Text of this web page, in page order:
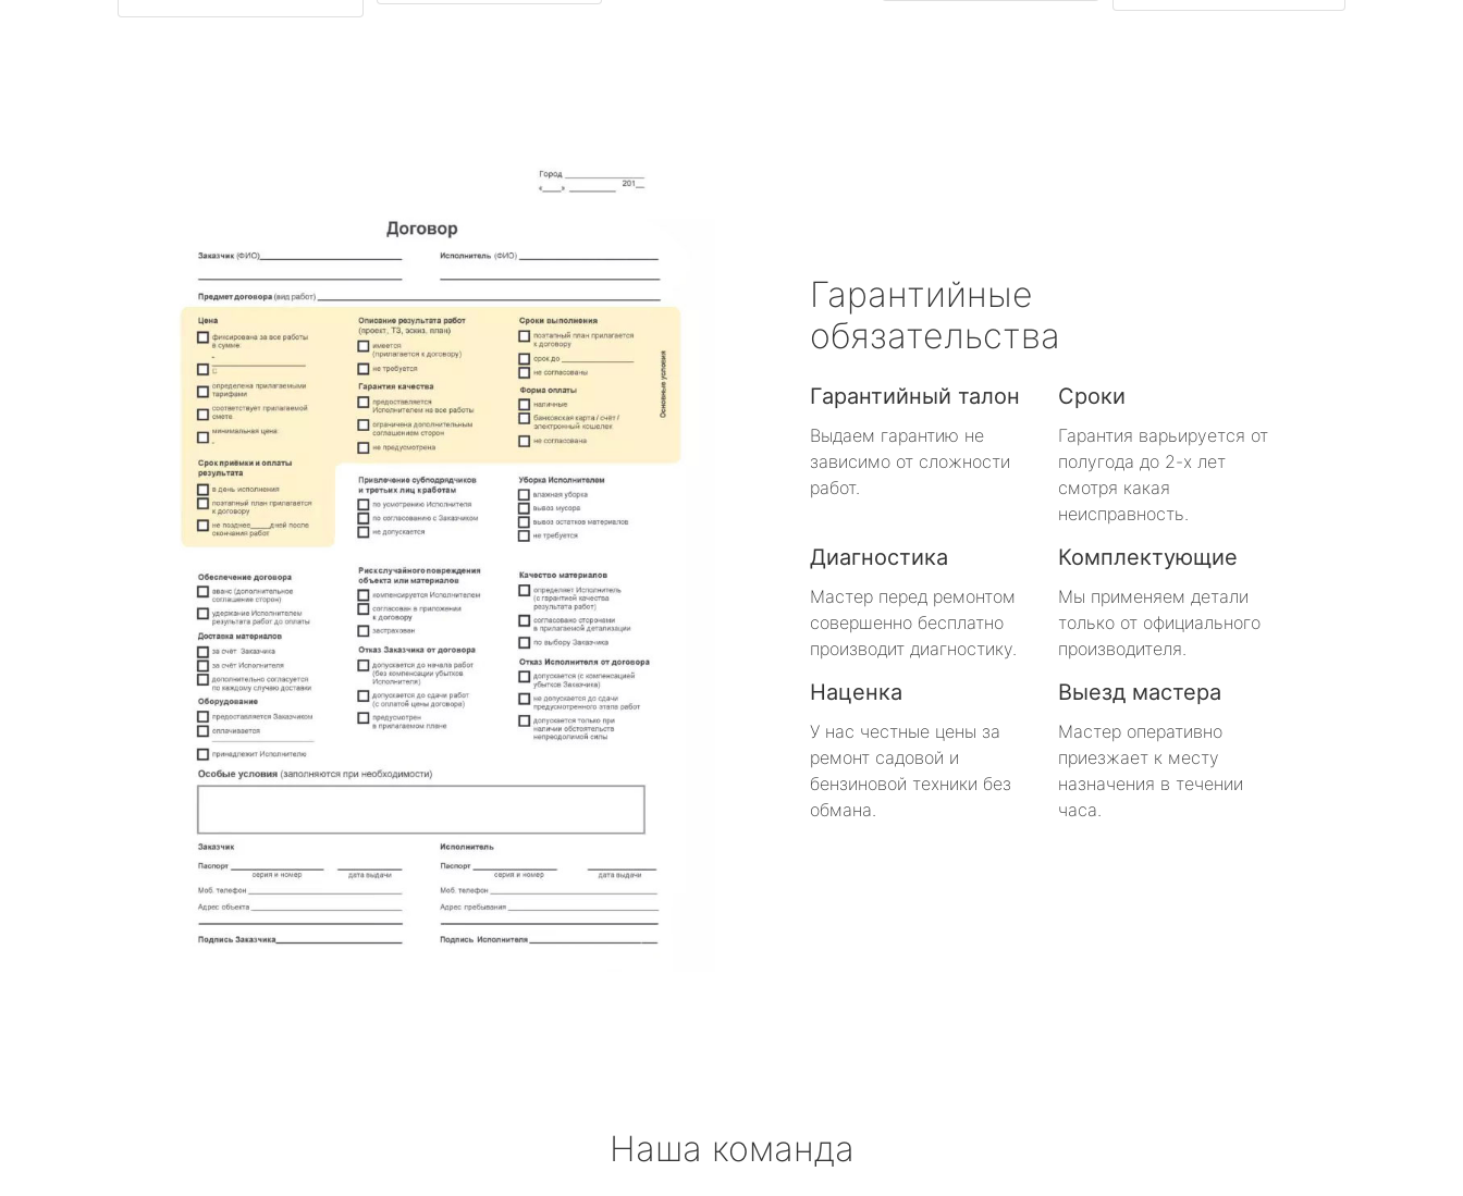
Гарантийные
обязательства
Гарантийный талон
Выдаем гарантию не
зависимо от сложности
работ.
Сроки
Гарантия варьируется от
полугода до 2-х лет
смотря какая
неисправность.
Диагностика
Мастер перед ремонтом
совершенно бесплатно
производит диагностику.
Комплектующие
Мы применяем детали
только от официального
производителя.
Наценка
У нас честные цены за
ремонт садовой и
бензиновой техники без
обмана.
Выезд мастера
Мастер оперативно
приезжает к месту
назначения в течении
часа.
Наша команда